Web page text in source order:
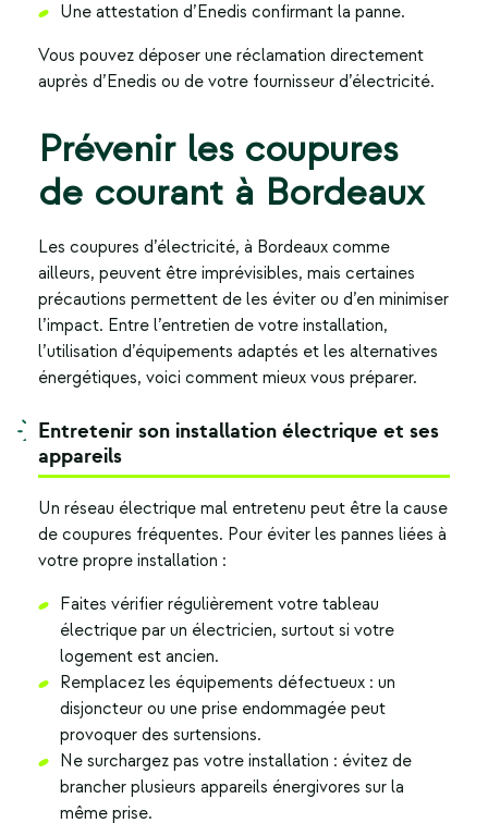
Une attestation d’Enedis confirmant la panne.
Vous pouvez déposer une réclamation directement
auprès d’Enedis ou de votre fournisseur d’électricité.
Prévenir les coupures
de courant à Bordeaux
Les coupures d’électricité, à Bordeaux comme
ailleurs, peuvent être imprévisibles, mais certaines
précautions permettent de les éviter ou d’en minimiser
l’impact. Entre l’entretien de votre installation,
l’utilisation d’équipements adaptés et les alternatives
énergétiques, voici comment mieux vous préparer.
Entretenir son installation électrique et ses
appareils
Un réseau électrique mal entretenu peut être la cause
de coupures fréquentes. Pour éviter les pannes liées à
votre propre installation :
Faites vérifier régulièrement votre tableau
électrique par un électricien, surtout si votre
logement est ancien.
Remplacez les équipements défectueux : un
disjoncteur ou une prise endommagée peut
provoquer des surtensions.
Ne surchargez pas votre installation : évitez de
brancher plusieurs appareils énergivores sur la
même prise.